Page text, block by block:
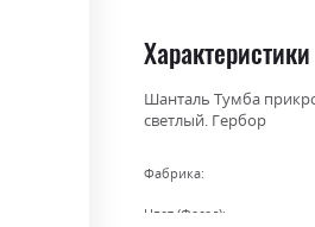
beginning
of
the
images
Характеристики
Шанталь Тумба
светлый. Гербор
Фабрика:
Цвет (Фасад):